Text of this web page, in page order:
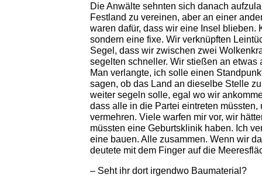
Die Anwälte sehnten sich danach
Festland zu vereinen, aber an einer
waren dafür, dass wir eine Insel blieben.
sondern eine fixe. Wir verknüpften
Segel, dass wir zwischen zwei
segelten schneller. Wir stießen an etwas
Man verlangte, ich solle einen
sagen, ob das Land an dieselbe Stelle
weiter segeln solle, egal wo wir
dass alle in die Partei eintreten müssten,
vermehren. Viele warfen mir vor, wir
müssten eine Geburtsklinik haben. Ich
eine bauen. Alle zusammen. Wenn wir
deutete mit dem Finger auf die
– Seht ihr dort irgendwo Baumaterial?